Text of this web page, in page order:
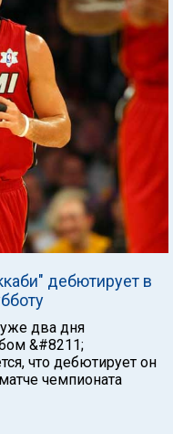
дебютирует в
два дня
&#8211;
что дебютирует он
чемпионата